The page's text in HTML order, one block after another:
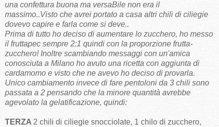
una confettura buona ma versaBile non era il
massimo..Visto che avrei portato a casa altri chili di ciliegie
dovevo capire e farla come si deve..
Prima di tutto ho deciso di aumentare lo zucchero, ho messo
il fruttapec sempre 2:1 quindi con la proporzione frutta-
zucchero! Inoltre scambiando messaggi con un'amica
conosciuta a Milano ho avuto una ricetta con aggiunta di
cardamomo e visto che ne avevo ho deciso di provarla.
Unico cambiamento invece di fare pentoloni da 3 chili sono
passata a 2 pensando che la minore quantità avrebbe
agevolato la gelatificazione, quindi:
TERZA 2 chili di ciliegie snocciolate, 1 chilo di zucchero,